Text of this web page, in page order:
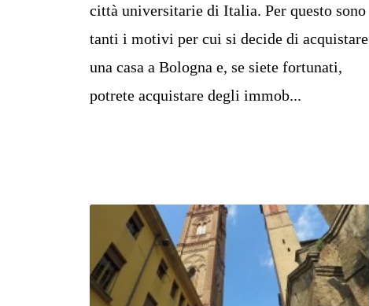
città universitarie di Italia. Per questo sono
tanti i motivi per cui si decide di acquistare
una casa a Bologna e, se siete fortunati,
potrete acquistare degli immob...